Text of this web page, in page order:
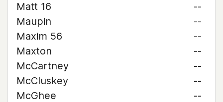
Matt 16
--
Maupin
--
Maxim 56
--
Maxton
--
McCartney
--
McCluskey
--
McGhee
--